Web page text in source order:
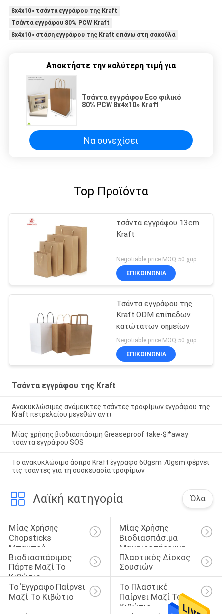
8x4x10» τσάντα εγγράφου της Kraft
Τσάντα εγγράφου 80% PCW Kraft
8x4x10» στάση εγγράφου της Kraft επάνω στη σακούλα
Αποκτήστε την καλύτερη τιμή για
Τσάντα εγγράφου Eco φιλικό
80% PCW 8x4x10» Kraft
Να συνεχίσει
Top Προϊόντα
τσάντα εγγράφου 13cm
Kraft
Negotiable price MOQ:50 χαρτοκιβώτιο
ΕΠΙΚΟΙΝΩΝΙΑ
Τσάντα εγγράφου της
Kraft ODM επίπεδων
κατώτατων σημείων
ΕΠΙΚΟΙΝΩΝΙΑ
Τσάντα εγγράφου της Kraft
Ανακυκλώσιμες ανάμεικτες τσάντες τροφίμων εγγράφου της
Kraft πετρελαίου μεγεθών αντι
Μίας χρήσης βιοδιασπάσιμη Greaseproof take-$l*away
τσάντα εγγράφου SOS
Το ανακυκλώσιμο άσπρο Kraft έγγραφο 60gsm 70gsm φέρνει
τις τσάντες για τη συσκευασία τροφίμων
Λαϊκή κατηγορία Όλα
Μίας Χρήσης
Chopsticks
Μπαμπού
Μίας Χρήσης
Βιοδιασπάσιμα
Μαχαιροπήρουνα
Βιοδιασπάσιμος
Πάρτε Μαζί Το
Κιβώτιο
Πλαστικός Δίσκος
Σουσιών
Το Έγγραφο Παίρνει
Μαζί Το Κιβώτιο
Το Πλαστικό
Παίρνει Μαζί Το
Κιβώτιο